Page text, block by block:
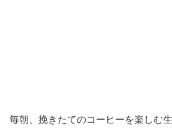
毎朝、挽きたてのコーヒーを楽しむ